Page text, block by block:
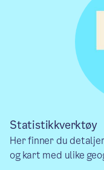
Statistikkverktøy
Her finner du
og kart med ulike